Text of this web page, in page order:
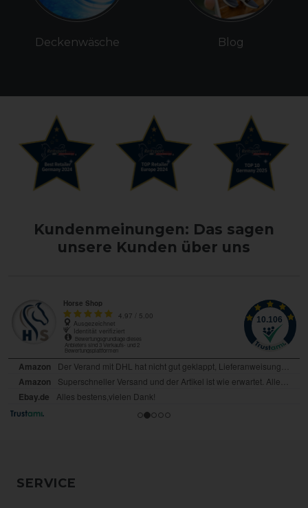
Deckenwäsche Blog
Kundenmeinungen: Das sagen
unsere Kunden über uns
SERVICE